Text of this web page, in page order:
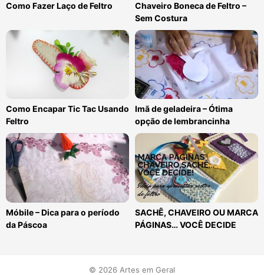
Como Fazer Laço de Feltro
Chaveiro Boneca de Feltro –
Sem Costura
Como Encapar Tic Tac Usando
Feltro
Imã de geladeira – Ótima
opção de lembrancinha
Móbile – Dica para o período
da Páscoa
SACHÊ, CHAVEIRO OU MARCA
PÁGINAS… VOCÊ DECIDE
© 2026 Artes em Geral